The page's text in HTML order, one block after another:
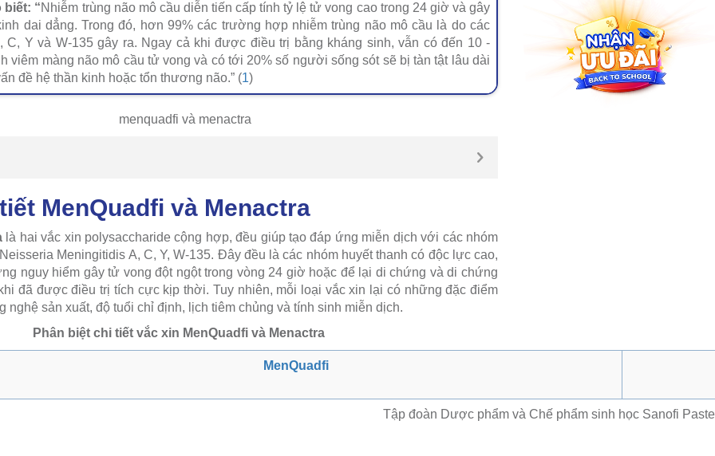
biết: “Nhiễm trùng não mô cầu diễn tiến cấp tính tỷ lệ tử vong cao trong 24 giờ và gây
dai dẳng. Trong đó, hơn 99% các trường hợp nhiễm trùng não mô cầu là do các
C, Y và W-135 gây ra. Ngay cả khi được điều trị bằng kháng sinh, vẫn có đến 10 -
viêm màng não mô cầu tử vong và có tới 20% số người sống sót sẽ bị tàn tật lâu dài
đề hệ thần kinh hoặc tổn thương não.” (1)
MenQuadfi và Menactra
là hai vắc xin polysaccharide cộng hợp, đều giúp tạo đáp ứng miễn dịch với các nhóm
Meningitidis A, C, Y, W-135. Đây đều là các nhóm huyết thanh có độc lực cao,
nguy hiểm gây tử vong đột ngột trong vòng 24 giờ hoặc để lại di chứng và di chứng
đã được điều trị tích cực kịp thời. Tuy nhiên, mỗi loại vắc xin lại có những đặc điểm
nghệ sản xuất, độ tuổi chỉ định, lịch tiêm chủng và tính sinh miễn dịch.
Phân biệt chi tiết vắc xin MenQuadfi và Menactra
MenQuadfi
Tập đoàn Dược phẩm và Chế phẩm sinh học Sanofi